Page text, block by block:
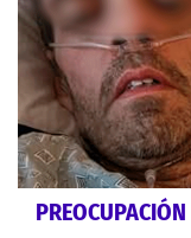
PREOCUPACIÓN